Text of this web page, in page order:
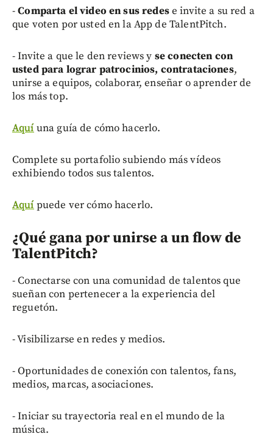
-Comparta el video en sus redese invite a su red a
que voten por usted en la App de TalentPitch.
- Invite a que le den reviews y se conecten con
usted para lograr patrocinios, contrataciones,
unirse a equipos, colaborar, enseñar o aprender de
los más top.
Aquí una guía de cómo hacerlo.
Complete su portafolio subiendo más vídeos
exhibiendo todos sus talentos.
Aquí puede ver cómo hacerlo.
¿Qué gana por unirse a un flow de
TalentPitch?
- Conectarse con una comunidad de talentos que
sueñan con pertenecer a la experiencia del
reguetón.
- Visibilizarse en redes y medios.
- Oportunidades de conexión con talentos, fans,
medios, marcas, asociaciones.
- Iniciar su trayectoria real en el mundo de la
música.